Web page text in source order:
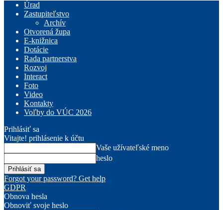
Úrad
Zastupiteľstvo
Archív
Otvorená župa
E-knižnica
Dotácie
Rada partnerstva
Rozvoj
Interact
Foto
Video
Kontakty
Voľby do VÚC 2026
Prihlásiť sa
Vitajte! prihlásenie k účtu
Vaše užívateľské meno
heslo
Forgot your password? Get help
GDPR
Obnova hesla
Obnoviť svoje heslo